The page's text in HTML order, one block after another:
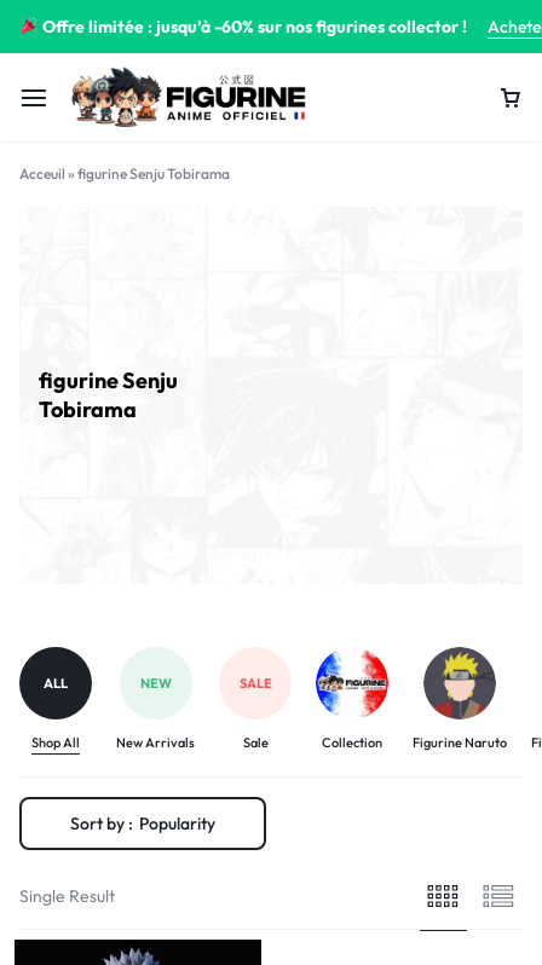
Offre limitée : jusqu’à -60% sur nos figurines collector !
Acceuil » figurine Senju Tobirama
figurine Senju
Tobirama
ALL
Shop All
NEW
New Arrivals
SALE
Sale Collection Figurine Naruto
Sort by : Popularity
Single Result